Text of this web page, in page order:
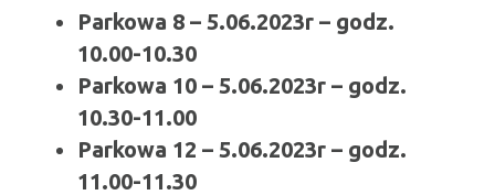
Parkowa 8 – 5.06.2023r – godz.
10.00-10.30
Parkowa 10 – 5.06.2023r – godz.
10.30-11.00
Parkowa 12 – 5.06.2023r – godz.
11.00-11.30